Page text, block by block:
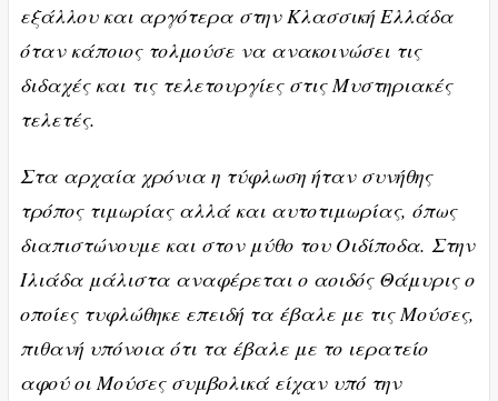
εξάλλου και αργότερα στην Κλασσική Ελλάδα
όταν κάποιος τολμούσε να ανακοινώσει τις
διδαχές και τις τελετουργίες στις Μυστηριακές
τελετές.
Στα αρχαία χρόνια η τύφλωση ήταν συνήθης
τρόπος τιμωρίας αλλά και αυτοτιμωρίας, όπως
διαπιστώνουμε και στον μύθο του Οιδίποδα. Στην
Ιλιάδα μάλιστα αναφέρεται ο αοιδός Θάμυρις ο
οποίες τυφλώθηκε επειδή τα έβαλε με τις Μούσες,
πιθανή υπόνοια ότι τα έβαλε με το ιερατείο
αφού οι Μούσες συμβολικά είχαν υπό την